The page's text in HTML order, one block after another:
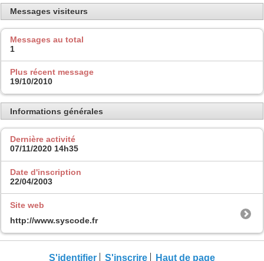
Messages visiteurs
Messages au total
1
Plus récent message
19/10/2010
Informations générales
Dernière activité
07/11/2020 14h35
Date d'inscription
22/04/2003
Site web
http://www.syscode.fr
S'identifier S'inscrire Haut de page